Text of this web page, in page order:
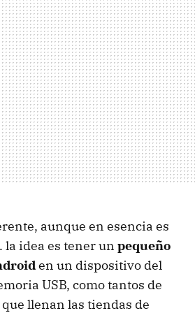
aunque en esencia es
idea es tener un pequeño
en un dispositivo del
USB, como tantos de
que llenan las tiendas de